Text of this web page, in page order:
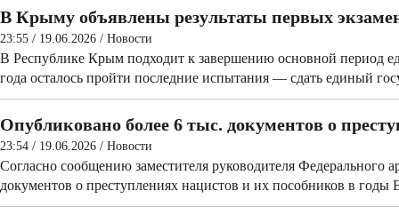
В Крыму объявлены результаты первых
23:55 / 19.06.2026 / Новости
В Республике Крым подходит к завершению основной период
года осталось пройти последние испытания — сдать единый
Опубликовано более 6 тыс. документов о
23:54 / 19.06.2026 / Новости
Согласно сообщению заместителя руководителя Федерального
документов о преступлениях нацистов и их пособников в